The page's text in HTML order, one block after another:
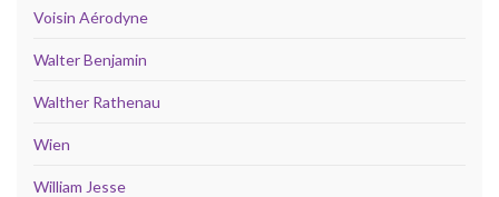
Voisin Aérodyne
Walter Benjamin
Walther Rathenau
Wien
William Jesse